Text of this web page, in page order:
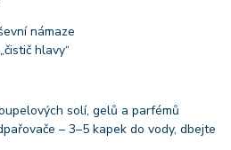
námaze
hlavy“
solí, gelů a parfémů
– 3–5 kapek do vody, dbejte